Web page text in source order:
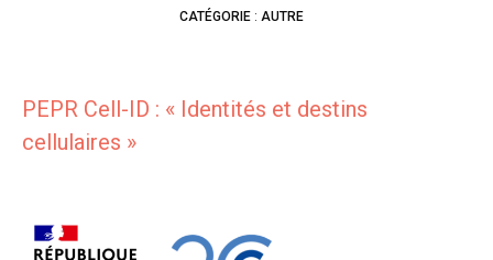
CATÉGORIE: AUTRE
PEPR Cell-ID : « Identités et destins
cellulaires »